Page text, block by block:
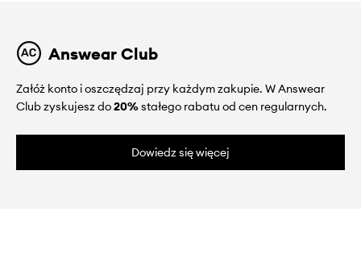
Answear Club
Załóż konto i oszczędzaj przy każdym zakupie. W Answear
Club zyskujesz do20%stałego rabatu od cen regularnych.
Dowiedz się więcej